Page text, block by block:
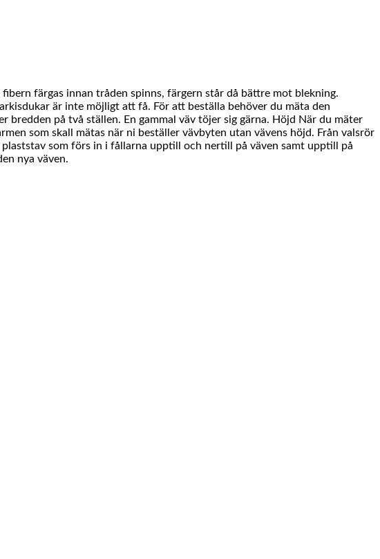
färgas innan tråden spinns, färgern står då bättre mot blekning.
är inte möjligt att få. För att beställa behöver du mäta den
bredden på två ställen. En gammal väv töjer sig gärna. Höjd När du mäter
som skall mätas när ni beställer vävbyten utan vävens höjd. Från valsrör
som förs in i fållarna upptill och nertill på väven samt upptill på
nya väven.